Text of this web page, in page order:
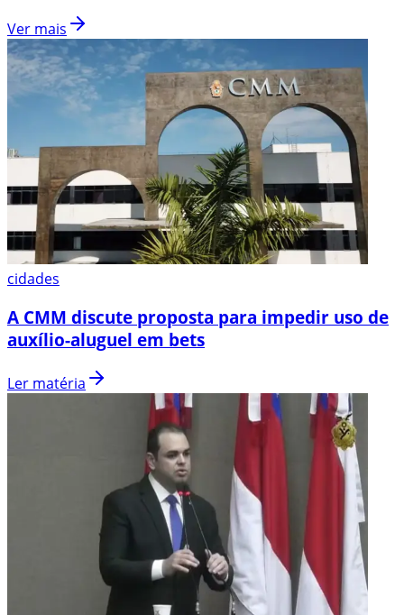
Ver mais
cidades
A CMM discute proposta para impedir uso de
auxílio-aluguel em bets
Ler matéria